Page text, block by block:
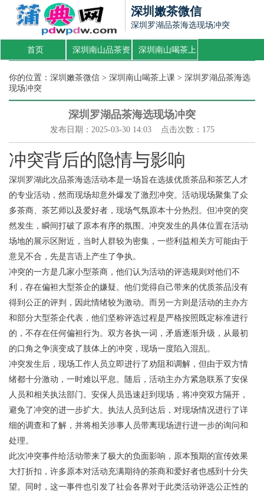
深圳嫩茶微信
深圳罗湖品茶海选现场冲突
首页 深圳南山品茶资 深圳南山喝茶上
你的位置： 深圳嫩茶微信 > 深圳南山喝茶上课 > 深圳罗湖品茶海选
现场冲突
深圳罗湖品茶海选现场冲突
发布日期：2025-03-30 14:03 点击次数：175
冲突背后的隐情与影响
深圳罗湖此次品茶海选活动本是一场旨在选拔优质茶品和茶艺人才
的专业活动，然而现场却意外爆发了激烈冲突。活动现场聚集了众
多茶商、茶艺师以及爱好者，现场气氛原本十分热烈。但冲突的突
然发生，瞬间打破了原本有序的氛围。冲突发生的具体位置在活动
场地的展示区附近，当时人群较为密集，一些利益相关方可能由于
意见不合，先是言语上产生了争执。
冲突的一方是几家小型茶商，他们认为活动的评选规则对他们不
利，存在偏袒大型茶企的嫌疑。他们觉得自己带来的优质茶品没有
得到公正的评判，因此情绪较为激动。而另一方则是活动的主办方
和部分大型茶企代表，他们坚称评选过程是严格按照既定标准进行
的，不存在任何偏袒行为。双方各执一词，矛盾逐渐升级，从最初
的口角之争演变成了肢体上的冲突，现场一度陷入混乱。
冲突发生后，现场工作人员立即进行了劝阻和调解，但由于双方情
绪都十分激动，一时难以平息。随后，活动主办方紧急联系了安保
人员和相关执法部门。安保人员迅速赶到现场，将冲突双方隔开，
避免了冲突的进一步扩大。执法人员到达后，对现场情况进行了详
细的调查和了解，并将相关涉事人员带离现场进行进一步的询问和
处理。
此次冲突事件给活动带来了极大的负面影响，原本预期的宣传效果
大打折扣，许多原本对活动充满期待的茶商和爱好者也感到十分失
望。同时，这一事件也引发了社会各界对于此类活动评选公正性的